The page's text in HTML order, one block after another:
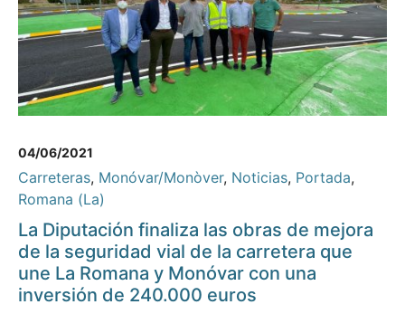
04/06/2021
Carreteras, Monóvar/Monòver, Noticias, Portada,
Romana (La)
La Diputación finaliza las obras de mejora
de la seguridad vial de la carretera que
une La Romana y Monóvar con una
inversión de 240.000 euros